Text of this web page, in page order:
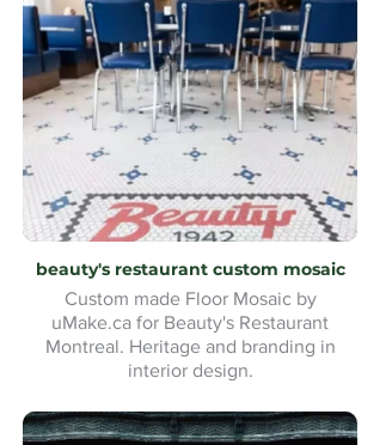
beauty's restaurant custom mosaic
Custom made Floor Mosaic by
uMake.ca for Beauty's Restaurant
Montreal. Heritage and branding in
interior design.